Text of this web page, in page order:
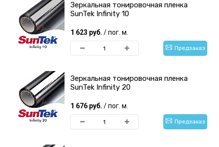
Зеркальная тонировочная пленка
SunTek Infinity 10
1 623 руб. / пог. м.
Предзаказ
Зеркальная тонировочная пленка
SunTek Infinity 20
1 676 руб. / пог. м.
Предзаказ